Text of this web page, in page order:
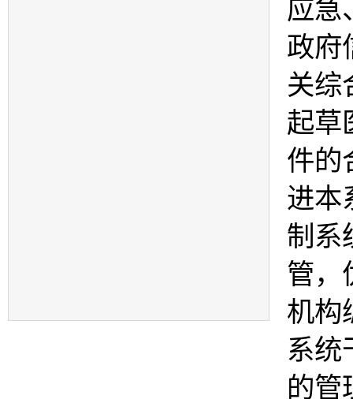
应急
政府
关综
起草
件的
进本
制系
管，
机构
系统
的管